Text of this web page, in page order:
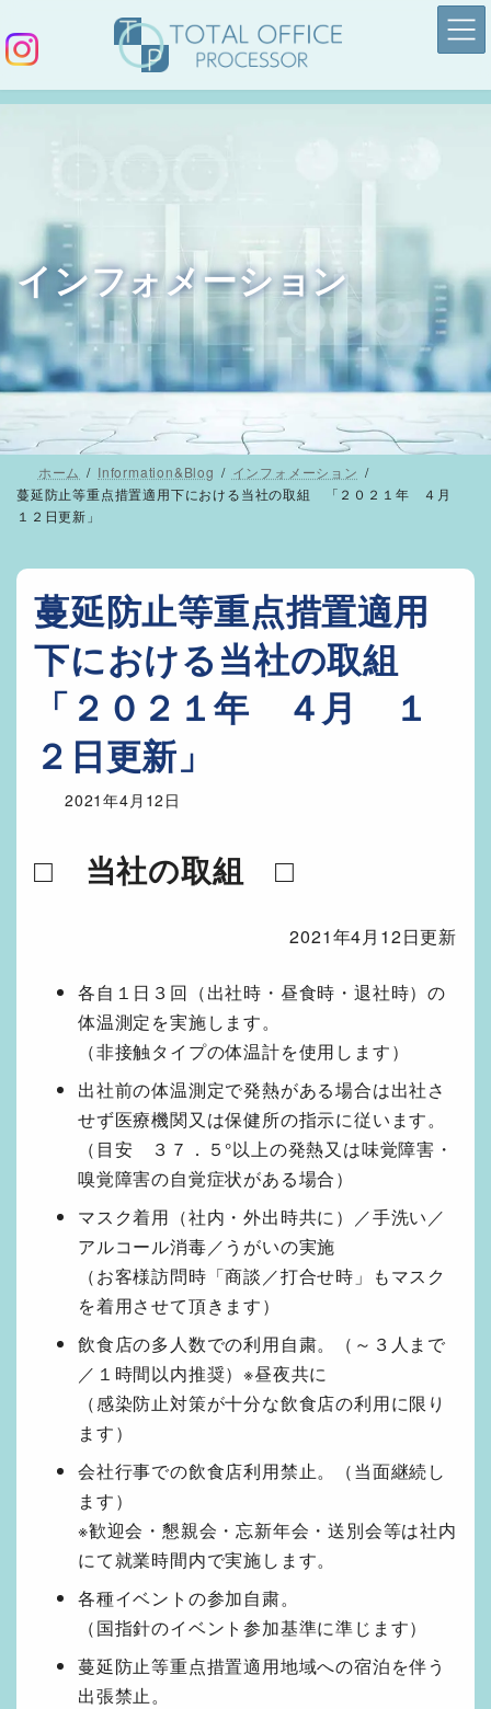
ン
テ
ン
プ
ビ
ゲ
ー
動インフォメーション
ホーム Information&Blog
インフォメーション
蔓延防止等重点措置適用下における当社の取組 「２０２１年 ４月
１２日更新」
蔓延防止等重点措置適用
下における当社の取組
「２０２１年 ４月 １
２日更新」
2021年4月12日
□ 当社の取組 □
2021年4月12日更新
各自１日３回（出社時・昼食時・退社時）の
体温測定を実施します。
（非接触タイプの体温計を使用します）
出社前の体温測定で発熱がある場合は出社さ
せず医療機関又は保健所の指示に従います。
（目安 ３７．５°以上の発熱又は味覚障害・
嗅覚障害の自覚症状がある場合）
マスク着用（社内・外出時共に）／手洗い／
アルコール消毒／うがいの実施
（お客様訪問時「商談／打合せ時」もマスク
を着用させて頂きます）
飲食店の多人数での利用自粛。（～３人まで
／１時間以内推奨）※昼夜共に
（感染防止対策が十分な飲食店の利用に限り
ます）
会社行事での飲食店利用禁止。（当面継続し
ます）
※歓迎会・懇親会・忘新年会・送別会等は社内
にて就業時間内で実施します。
各種イベントの参加自粛。
（国指針のイベント参加基準に準じます）
蔓延防止等重点措置適用地域への宿泊を伴う
出張禁止。